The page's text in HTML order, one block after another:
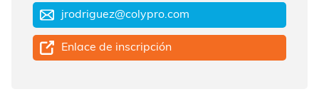
jrodriguez@colypro.com
Enlace de inscripción